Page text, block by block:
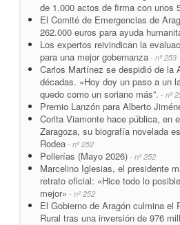
de 1.000 actos de firma con unos
El Comité de Emergencias de
262.000 euros para ayuda
Los expertos reivindican la
para una mejor gobernanza - nº 253
Carlos Martínez se despidió de la
décadas. «Hoy doy un paso a un
quedo como un soriano más”. - nº
Premio Lanzón para Alberto
Corita Viamonte hace pública, en
Zaragoza, su biografía novelada
Rodea - nº 252
Pollerías (Mayo 2026) - nº 252
Marcelino Iglesias, el presidente
retrato oficial: «Hice todo lo
mejor» - nº 252
El Gobierno de Aragón culmina el
Rural tras una inversión de 976